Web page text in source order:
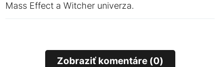
Mass Effect a Witcher univerza.
Zobraziť komentáre (0)